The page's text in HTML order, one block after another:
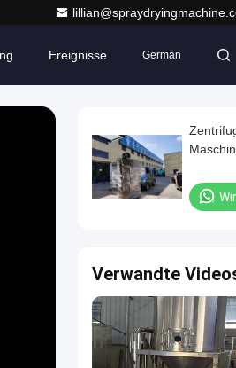
Ereignisse German
Verwandte